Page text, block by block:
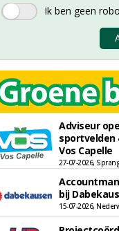
Adviseur
sportvelden
Vos Capelle
27-07-2026,
bij
15-07-2026,